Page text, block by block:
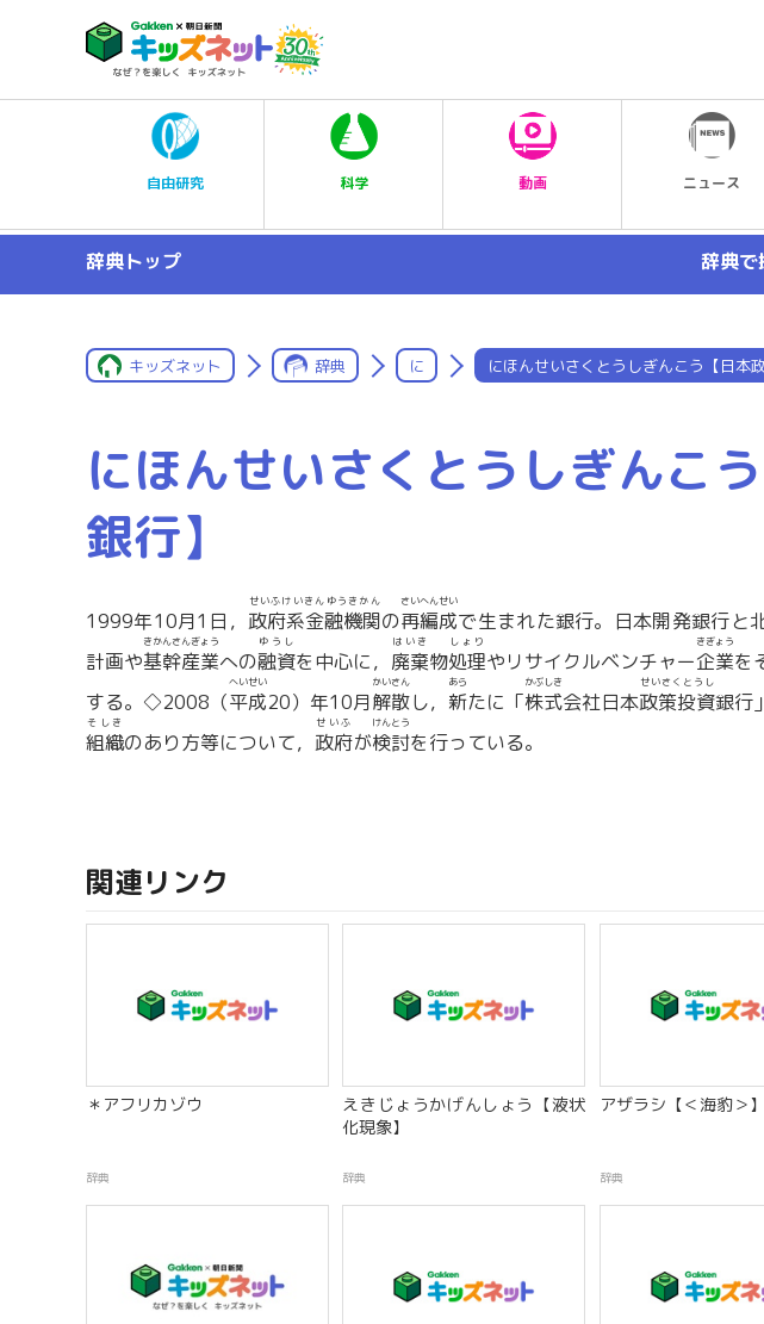
自由研究 科学 動画 ニュース
辞典トップ 辞典で
キッズネット 辞典 に にほんせいさくとうしぎんこう【日本
にほんせいさくとうしぎんこ
銀行】
1999年10月1日， 政府系金融機関
せいふけいきんゆうきかん
の再編成
さいへんせい
で生まれた銀行。日本開発銀行と
計画や基幹産業
きかんさんぎょう
への融資
ゆうし
を中心に， 廃棄
はいき
物処理
しょり
やリサイクルベンチャー企業
きぎょう
を
する。◇2008（平成
へいせい
20）年10月解散
かいさん
し， 新
あら
たに「株式
かぶしき
会社日本政策投資
せいさくとうし
銀行
組織
そしき
のあり方等について， 政府
せいふ
が検討
けんとう
を行っている。
関連リンク
＊アフリカゾウ
辞典
えきじょうかげんしょう【液状
化現象】
辞典
アザラシ【＜海豹＞】
辞典